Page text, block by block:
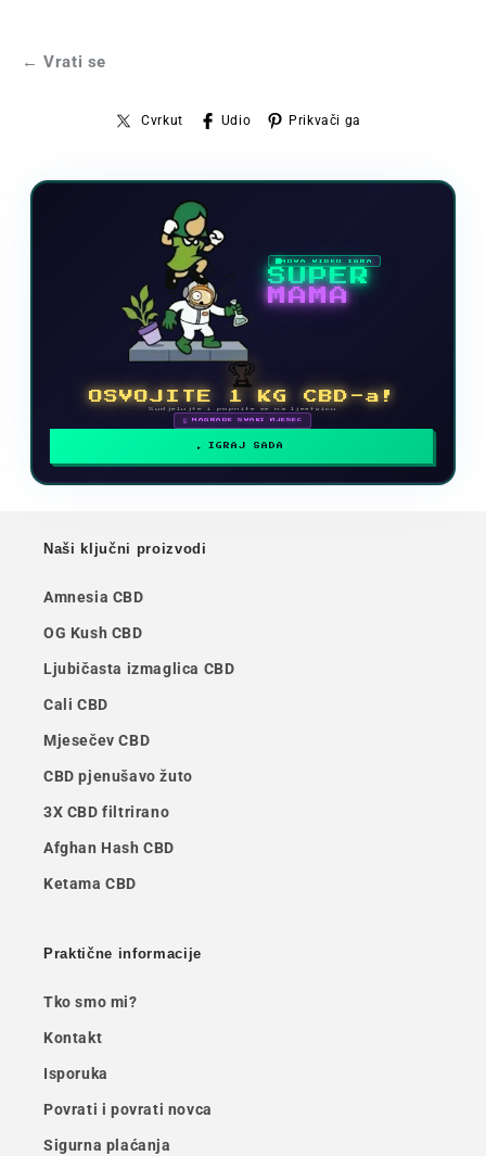
← Vrati se
Cvrkut Udio Prikvači ga
NOVA VIDEO IGRA
SUPER
MAMA
🏆
OSVOJITE 1 KG CBD-a!
Sudjelujte i popnite se na ljestvicu
🗓 NAGRADE SVAKI MJESEC
IGRAJ SADA
Naši ključni proizvodi
Amnesia CBD
OG Kush CBD
Ljubičasta izmaglica CBD
Cali CBD
Mjesečev CBD
CBD pjenušavo žuto
3X CBD filtrirano
Afghan Hash CBD
Ketama CBD
Praktične informacije
Tko smo mi?
Kontakt
Isporuka
Povrati i povrati novca
Sigurna plaćanja